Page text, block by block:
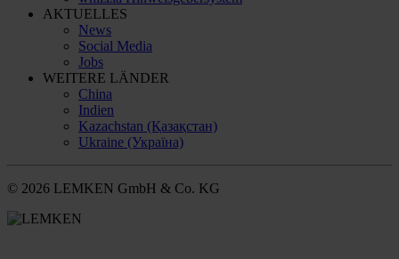
AKTUELLES
News
Social Media
Jobs
WEITERE LÄNDER
China
Indien
Kazachstan (Қазақстан)
Ukraine (Україна)
© 2026 LEMKEN GmbH & Co. KG